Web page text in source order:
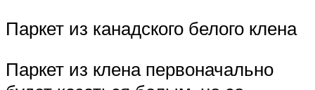
Паркет из канадского белого клена
Паркет из клена первоначально